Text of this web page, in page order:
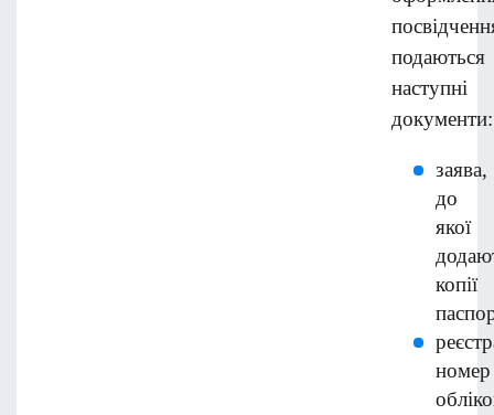
подаються
наступні
документи:
заява,
до
якої
копії
номер